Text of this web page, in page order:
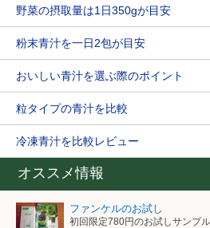
野菜の摂取量は1日350gが目安
粉末青汁を一日2包が目安
おいしい青汁を選ぶ際のポイント
粒タイプの青汁を比較
冷凍青汁を比較レビュー
オススメ情報
ファンケルのお試し
初回限定780円のお試しサンプ